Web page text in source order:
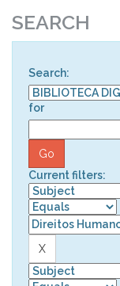
SEARCH
Search:
for
Current filters: